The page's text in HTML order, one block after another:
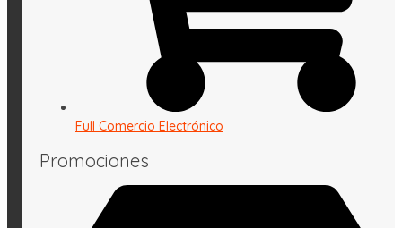
Full Comercio Electrónico
Promociones